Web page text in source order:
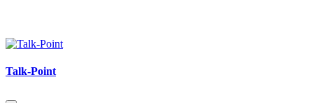
Talk-Point